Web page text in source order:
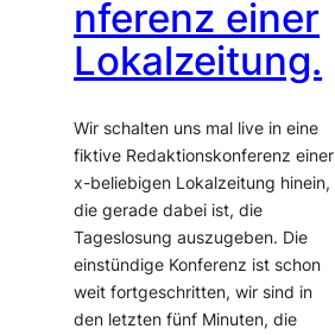
nferenz einer
Lokalzeitung.
Wir schalten uns mal live in eine
fiktive Redaktionskonferenz einer
x-beliebigen Lokalzeitung hinein,
die gerade dabei ist, die
Tageslosung auszugeben. Die
einstündige Konferenz ist schon
weit fortgeschritten, wir sind in
den letzten fünf Minuten, die